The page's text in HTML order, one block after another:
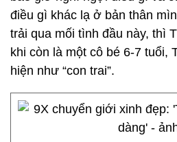
điều gì khác lạ ở bản thân
trải qua mối tình đầu này, thì
khi còn là một cô bé 6-7 tuổi,
hiện như “con trai”.